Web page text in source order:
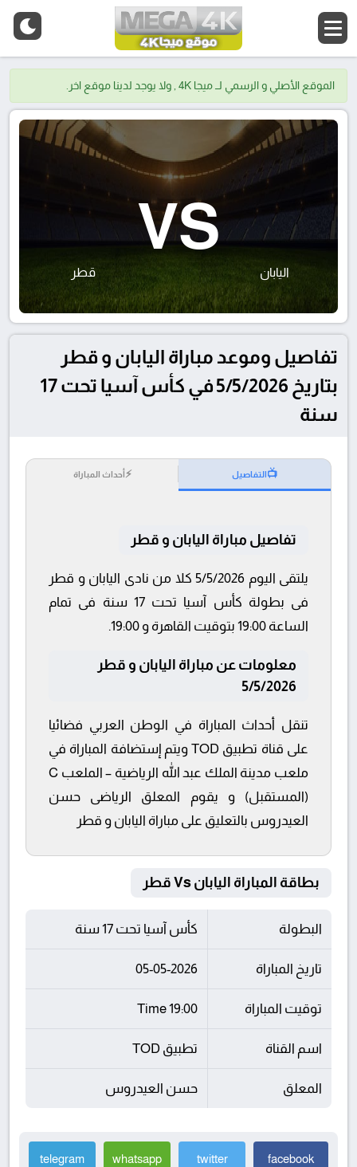
الموقع الأصلي و الرسمي لــ ميجا 4K , ولا يوجد لدينا موقع اخر.
اليابان
VS
قطر
تفاصيل وموعد مباراة اليابان و قطر
بتاريخ 5/5/2026 في كأس آسيا تحت 17
سنة
📺التفاصيل ⚡أحداث المباراة
تفاصيل مباراة اليابان و قطر
يلتقى اليوم 5/5/2026 كلا من نادى اليابان و قطر
فى بطولة كأس آسيا تحت 17 سنة فى تمام
الساعة 19:00 بتوقيت القاهرة و 19:00.
معلومات عن مباراة اليابان و قطر
5/5/2026
تنقل أحداث المباراة في الوطن العربي فضائيا
على قناة تطبيق TOD ويتم إستضافة المباراة في
ملعب مدينة الملك عبد الله الرياضية – الملعب C
(المستقبل) و يقوم المعلق الرياضى حسن
العيدروس بالتعليق على مباراة اليابان و قطر
بطاقة المباراة اليابان Vs قطر
البطولة كأس آسيا تحت 17 سنة
تاريخ المباراة 05-05-2026
توقيت المباراة 19:00 Time
اسم القناة تطبيق TOD
المعلق حسن العيدروس
facebook
twitter
whatsapp
telegram